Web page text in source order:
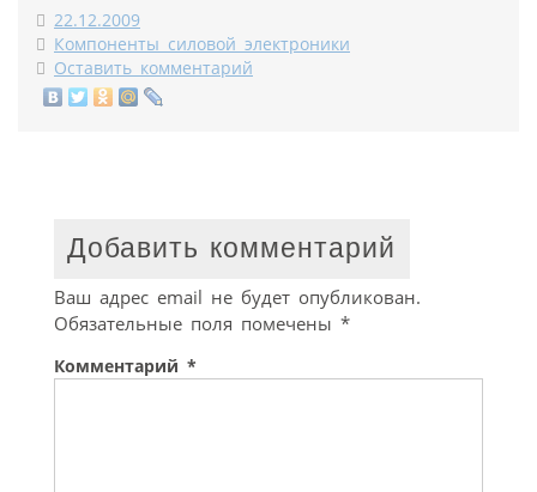
22.12.2009
Компоненты силовой электроники
Оставить комментарий
Добавить комментарий
Ваш адрес email не будет опубликован.
Обязательные поля помечены *
Комментарий *